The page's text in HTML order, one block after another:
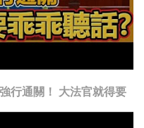
行通關！ 大法官就得要